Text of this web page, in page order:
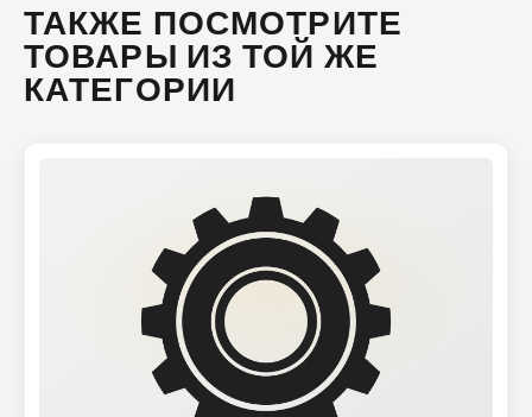
ТАКЖЕ ПОСМОТРИТЕ
ТОВАРЫ ИЗ ТОЙ ЖЕ
КАТЕГОРИИ